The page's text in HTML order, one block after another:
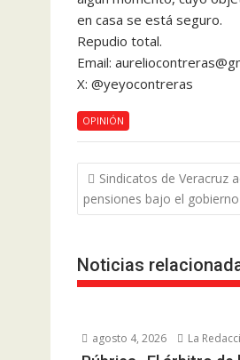
en casa se está seguro.
Repudio total.
Email:
X: @yeyocontreras
OPINIÓN
Navegación
de
entradas
Sindicatos de Veracruz
pensiones bajo el
Noticias
agosto 4, 2026 La